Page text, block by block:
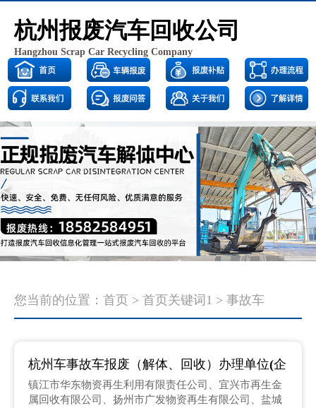
杭州报废汽车回收公司
Hangzhou Scrap Car Recycling Company
< >
您当前的位置： 首页 > 首页关键词1 > 事故车
杭州车事故车报废（解体、回收）办理单位(企
业、公司）
镇江市华东物资再生利用有限责任公司、宜兴市再生金
属回收有限公司、扬州市广发物资再生有限公司、盐城